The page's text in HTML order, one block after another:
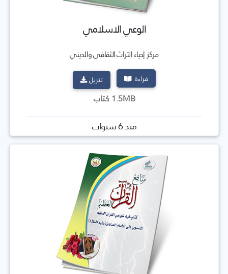
الوعي الاسلامي
مركز إحياء التراث الثقافي والديني
قراءة تنزيل
1.5MB كتاب
منذ 6 سنوات